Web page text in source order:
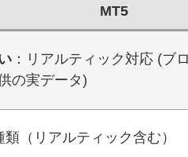
MT5
：リアルティック対応 (ブ
の実データ)
類（リアルティック含む）